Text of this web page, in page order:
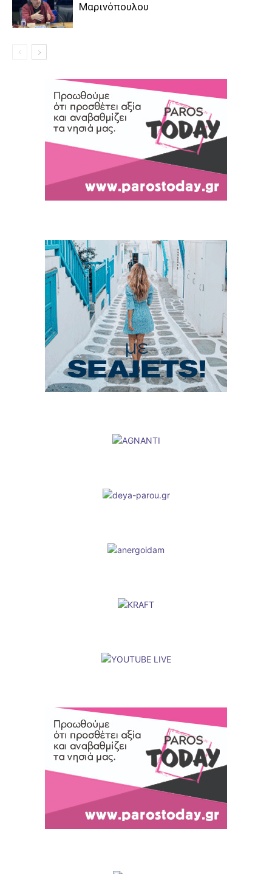
Μαρινόπουλου